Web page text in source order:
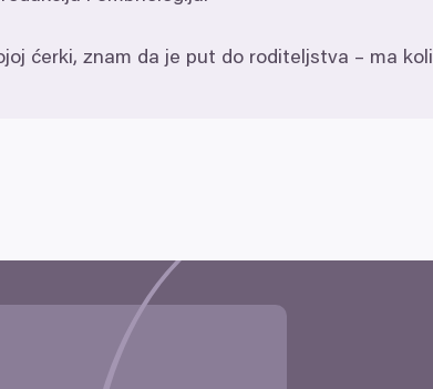
ćerki, znam da je put do roditeljstva – ma